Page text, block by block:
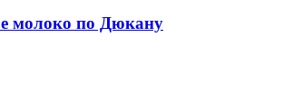
молоко по Дюкану